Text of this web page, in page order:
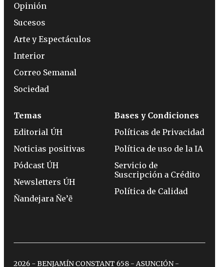
Opinión
Sucesos
Arte y Espectáculos
Interior
Correo Semanal
Sociedad
Temas
Editorial ÚH
Noticias positivas
Pódcast ÚH
Newsletters ÚH
Ñandejara Ñe’ẽ
Bases y Condiciones
Políticas de Privacidad
Política de uso de la IA
Servicio de
Suscripción a Crédito
Política de Calidad
2026 - BENJAMÍN CONSTANT 658 - ASUNCIÓN -